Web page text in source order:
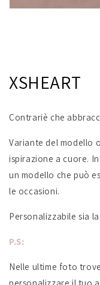
XSHEART
Contrariè che
Variante del modello
ispirazione a cuore.
un modello che può
le occasioni.
Personalizzabile sia
P.S:
Nelle ultime foto